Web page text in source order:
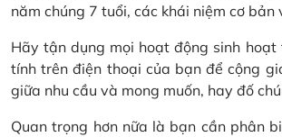
năm chúng 7 tuổi, các khái niệm cơ
Hãy tận dụng mọi hoạt động sinh
tính trên điện thoại của bạn để cộng
giữa nhu cầu và mong muốn, hay đố
Quan trọng hơn nữa là bạn cần phân